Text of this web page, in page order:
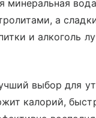
минеральная
а
и алкоголь
выбор для
калорий,